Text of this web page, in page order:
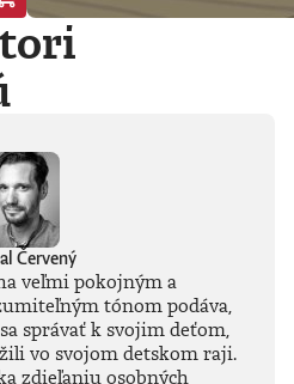
Červený
veľmi pokojným a
tónom podáva,
správať k svojim deťom,
vo svojom detskom raji.
zdieľaniu osobných